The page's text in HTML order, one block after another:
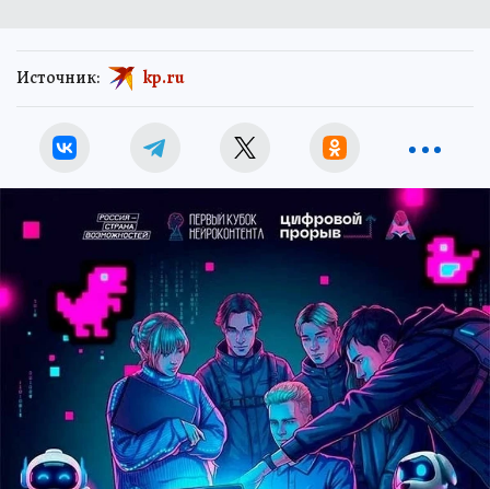
Источник: kp.ru